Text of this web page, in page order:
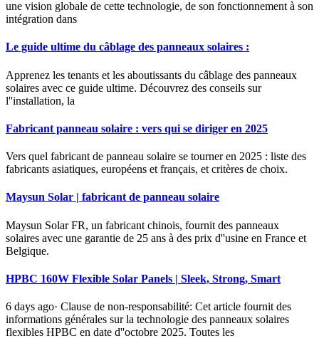
une vision globale de cette technologie, de son fonctionnement à son
intégration dans
Le guide ultime du câblage des panneaux solaires :
Apprenez les tenants et les aboutissants du câblage des panneaux
solaires avec ce guide ultime. Découvrez des conseils sur
l''installation, la
Fabricant panneau solaire : vers qui se diriger en 2025
Vers quel fabricant de panneau solaire se tourner en 2025 : liste des
fabricants asiatiques, européens et français, et critères de choix.
Maysun Solar | fabricant de panneau solaire
Maysun Solar FR, un fabricant chinois, fournit des panneaux
solaires avec une garantie de 25 ans à des prix d''usine en France et
Belgique.
HPBC 160W Flexible Solar Panels | Sleek, Strong, Smart
6 days ago· Clause de non-responsabilité: Cet article fournit des
informations générales sur la technologie des panneaux solaires
flexibles HPBC en date d''octobre 2025. Toutes les